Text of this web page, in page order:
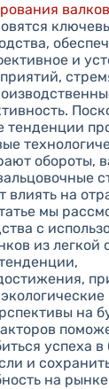
и
тенденции
обороты,
влиять на
мы
с
из легкой
на
успеха в
и
на